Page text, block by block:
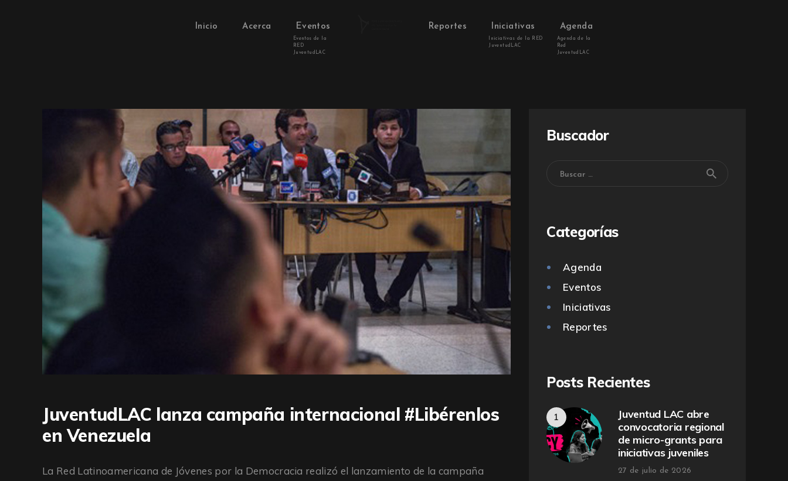
Inicio Acerca Eventos
Eventos de la
RED
JuventudLAC
Reportes Iniciativas
Iniciativas de la RED
JuventudLAC
Agenda
Agenda de la
Red
JuventudLAC
JuventudLAC lanza campaña internacional #Libérenlos
en Venezuela
La Red Latinoamericana de Jóvenes por la Democracia realizó el lanzamiento de la campaña
Buscador
Categorías
Agenda
Eventos
Iniciativas
Reportes
Posts Recientes
Juventud LAC abre
convocatoria regional
de micro-grants para
iniciativas juveniles
27 de julio de 2026